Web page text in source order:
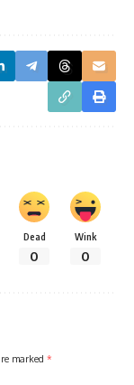
Dead
0
Wink
0
marked *